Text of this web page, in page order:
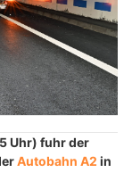
Uhr) fuhr der
Autobahn A2 in